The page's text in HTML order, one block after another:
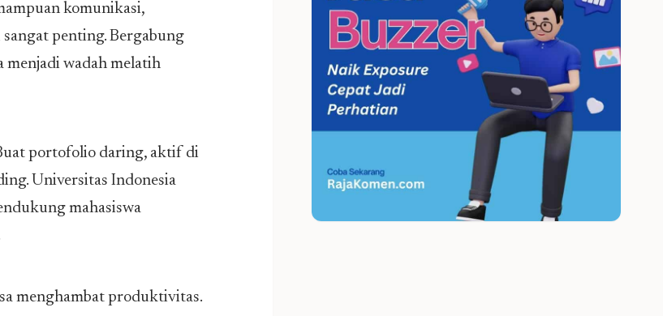
komunikasi,
penting. Bergabung
menjadi wadah melatih
portofolio daring, aktif di
Universitas Indonesia
mahasiswa
menghambat produktivitas.